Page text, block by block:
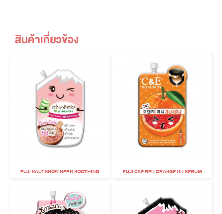
สินค้าเกี่ยวข้อง
FUJI SALT SNOW HERB SOOTHING FUJI C&E RED ORANGE DD SERUM